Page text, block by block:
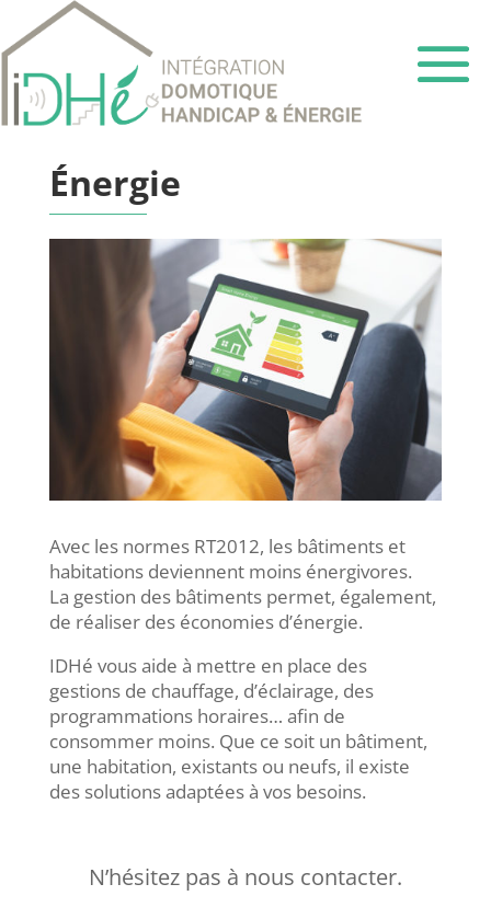
Énergie
Avec les normes RT2012, les bâtiments et
habitations deviennent moins énergivores.
La gestion des bâtiments permet, également,
de réaliser des économies d’énergie.
IDHé vous aide à mettre en place des
gestions de chauffage, d’éclairage, des
programmations horaires… afin de
consommer moins. Que ce soit un bâtiment,
une habitation, existants ou neufs, il existe
des solutions adaptées à vos besoins.
N’hésitez pas à nous contacter.